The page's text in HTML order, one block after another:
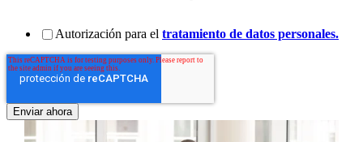
Autorización para el tratamiento de datos personales.